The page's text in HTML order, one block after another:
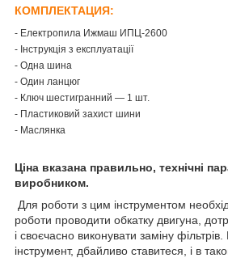
КОМПЛЕКТАЦИЯ:
- Електропила Ижмаш ИПЦ-2600
- Інструкція з експлуатації
- Одна шина
- Один ланцюг
- Ключ шестигранний — 1 шт.
- Пластиковий захист шини
- Маслянка
Ціна вказана правильно, технічні
виробником.
Для роботи з цим інструментом
роботи проводити обкатку двигуна,
і своєчасно виконувати заміну
інструмент, дбайливо ставитеся, і в